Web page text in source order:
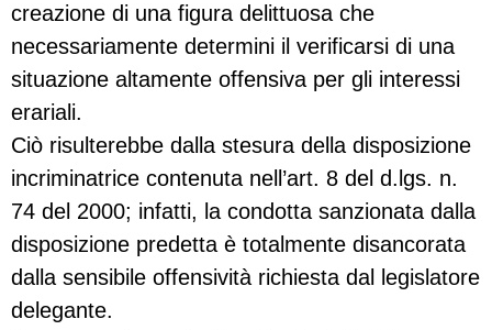
creazione di una figura delittuosa che
necessariamente determini il verificarsi di una
situazione altamente offensiva per gli interessi
erariali.
Ciò risulterebbe dalla stesura della disposizione
incriminatrice contenuta nell’art. 8 del d.lgs. n.
74 del 2000; infatti, la condotta sanzionata dalla
disposizione predetta è totalmente disancorata
dalla sensibile offensività richiesta dal legislatore
delegante.